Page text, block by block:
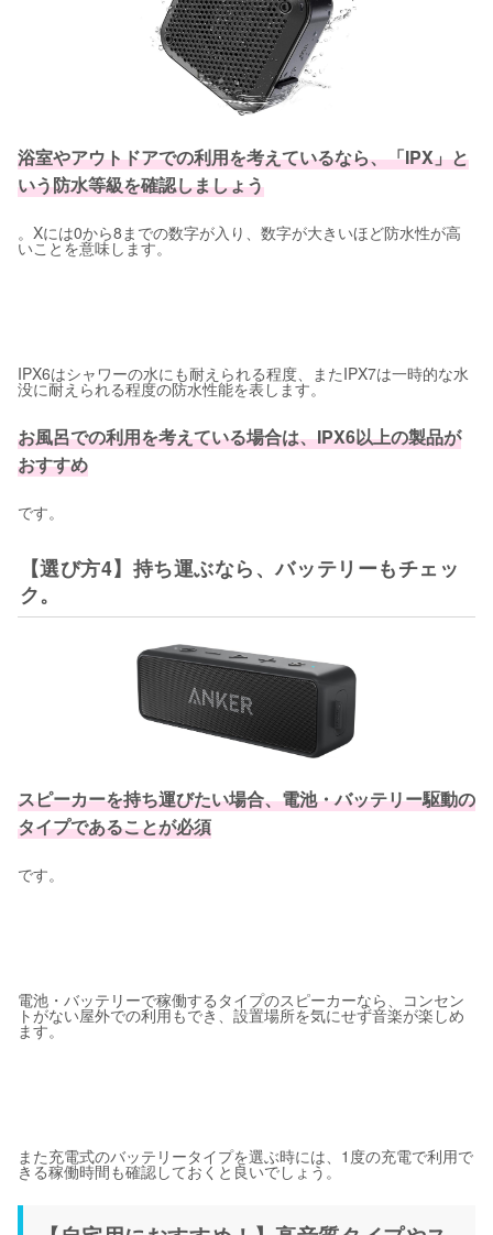
浴室やアウトドアでの利用を考えているなら、「IPX」と
いう防水等級を確認しましょう
。Xには0から8までの数字が入り、数字が大きいほど防水性が高
いことを意味します。
IPX6はシャワーの水にも耐えられる程度、またIPX7は一時的な水
没に耐えられる程度の防水性能を表します。
お風呂での利用を考えている場合は、IPX6以上の製品が
おすすめ
です。
【選び方4】持ち運ぶなら、バッテリーもチェッ
ク。
スピーカーを持ち運びたい場合、電池・バッテリー駆動の
タイプであることが必須
です。
電池・バッテリーで稼働するタイプのスピーカーなら、コンセン
トがない屋外での利用もでき、設置場所を気にせず音楽が楽しめ
ます。
また充電式のバッテリータイプを選ぶ時には、1度の充電で利用で
きる稼働時間も確認しておくと良いでしょう。